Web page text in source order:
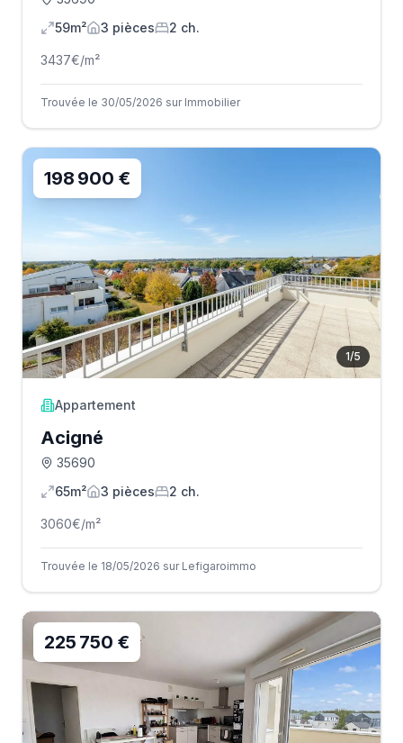
59m²
3 pièces 2 ch.
3437€/m²
Trouvée le 30/05/2026 sur Immobilier
1/5
198 900 €
Appartement
Acigné
35690
65m²
3 pièces 2 ch.
3060€/m²
Trouvée le 18/05/2026 sur Lefigaroimmo
225 750 €